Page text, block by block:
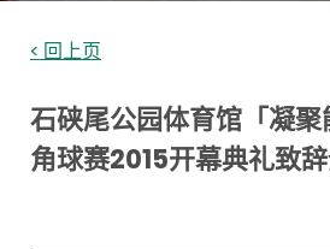
< 回上页
石硖尾公园体育馆「凝
角球赛2015开幕典礼致